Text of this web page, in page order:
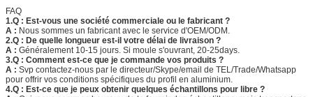
FAQ
1.Q : Est-vous une société commerciale ou le fabricant ?
A : Nous sommes un fabricant avec le service d'OEM/ODM.
2.Q : De quelle longueur est-il votre délai de livraison ?
A : Généralement 10-15 jours. Si moule s'ouvrant, 20-25days.
3.Q : Comment est-ce que je commande vos produits ?
A : Svp contactez-nous par le directeur/Skype/email de TEL/Trade/Whatsapp
pour offrir vos conditions spécifiques du profil en aluminium.
4.Q : Est-ce que je peux obtenir quelques échantillons pour libre ?